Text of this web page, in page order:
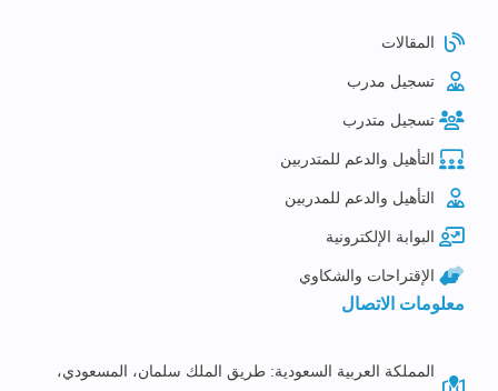
المقالات
تسجيل مدرب
تسجيل متدرب
التأهيل والدعم للمتدربين
التأهيل والدعم للمدربين
البوابة الإلكترونية
الإقتراحات والشكاوي
معلومات الاتصال
المملكة العربية السعودية: طريق الملك سلمان، المسعودي،